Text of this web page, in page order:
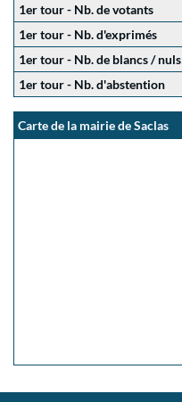
1er tour - Nb. de votants
1er tour - Nb. d'exprimés
1er tour - Nb. de blancs / nuls
1er tour - Nb. d'abstention
Carte de la mairie de Saclas